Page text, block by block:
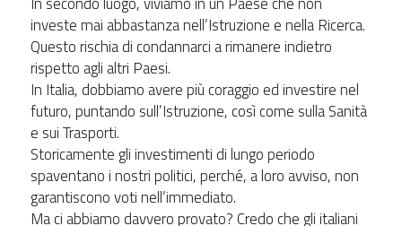
investe mai abbastanza nell’Istruzione e nella Ricerca.
Questo rischia di condannarci a rimanere indietro
rispetto agli altri Paesi.
In Italia, dobbiamo avere più coraggio ed investire nel
futuro, puntando sull’Istruzione, così come sulla Sanità
e sui Trasporti.
Storicamente gli investimenti di lungo periodo
spaventano i nostri politici, perché, a loro avviso, non
garantiscono voti nell’immediato.
Ma ci abbiamo davvero provato? Credo che gli italiani